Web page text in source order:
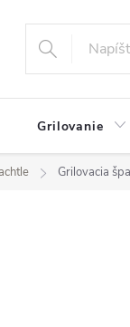
Grilovanie
Grilovacia